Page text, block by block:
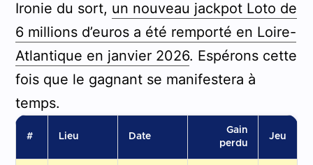
Ironie du sort, un nouveau jackpot Loto de
6 millions d’euros a été remporté en Loire-
Atlantique en janvier 2026. Espérons cette
fois que le gagnant se manifestera à
temps.
# Lieu Date
Gain
perdu
Jeu